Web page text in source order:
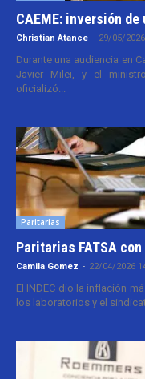
CAEME: inversión
Christian Atance - 29/05/
Durante una audiencia en
Javier Milei, y el
oficializó...
Paritarias
Paritarias FATSA
Camila Gomez - 22/04/2026
El INDEC dio la inflación
los laboratorios y el